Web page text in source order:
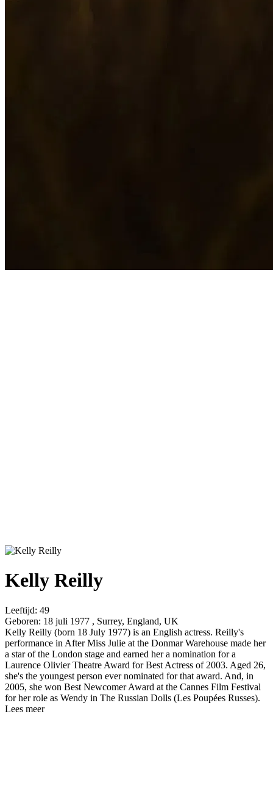
Kelly Reilly
Leeftijd: 49
Geboren: 18 juli 1977 , Surrey, England, UK
Kelly Reilly (born 18 July 1977) is an English actress. Reilly's
performance in After Miss Julie at the Donmar Warehouse made her
a star of the London stage and earned her a nomination for a
Laurence Olivier Theatre Award for Best Actress of 2003. Aged 26,
she's the youngest person ever nominated for that award. And, in
2005, she won Best Newcomer Award at the Cannes Film Festival
for her role as Wendy in The Russian Dolls (Les Poupées Russes).
Lees meer